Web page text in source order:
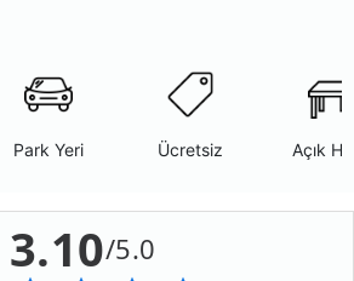
Park Yeri Ücretsiz Açık
3.10/5.0